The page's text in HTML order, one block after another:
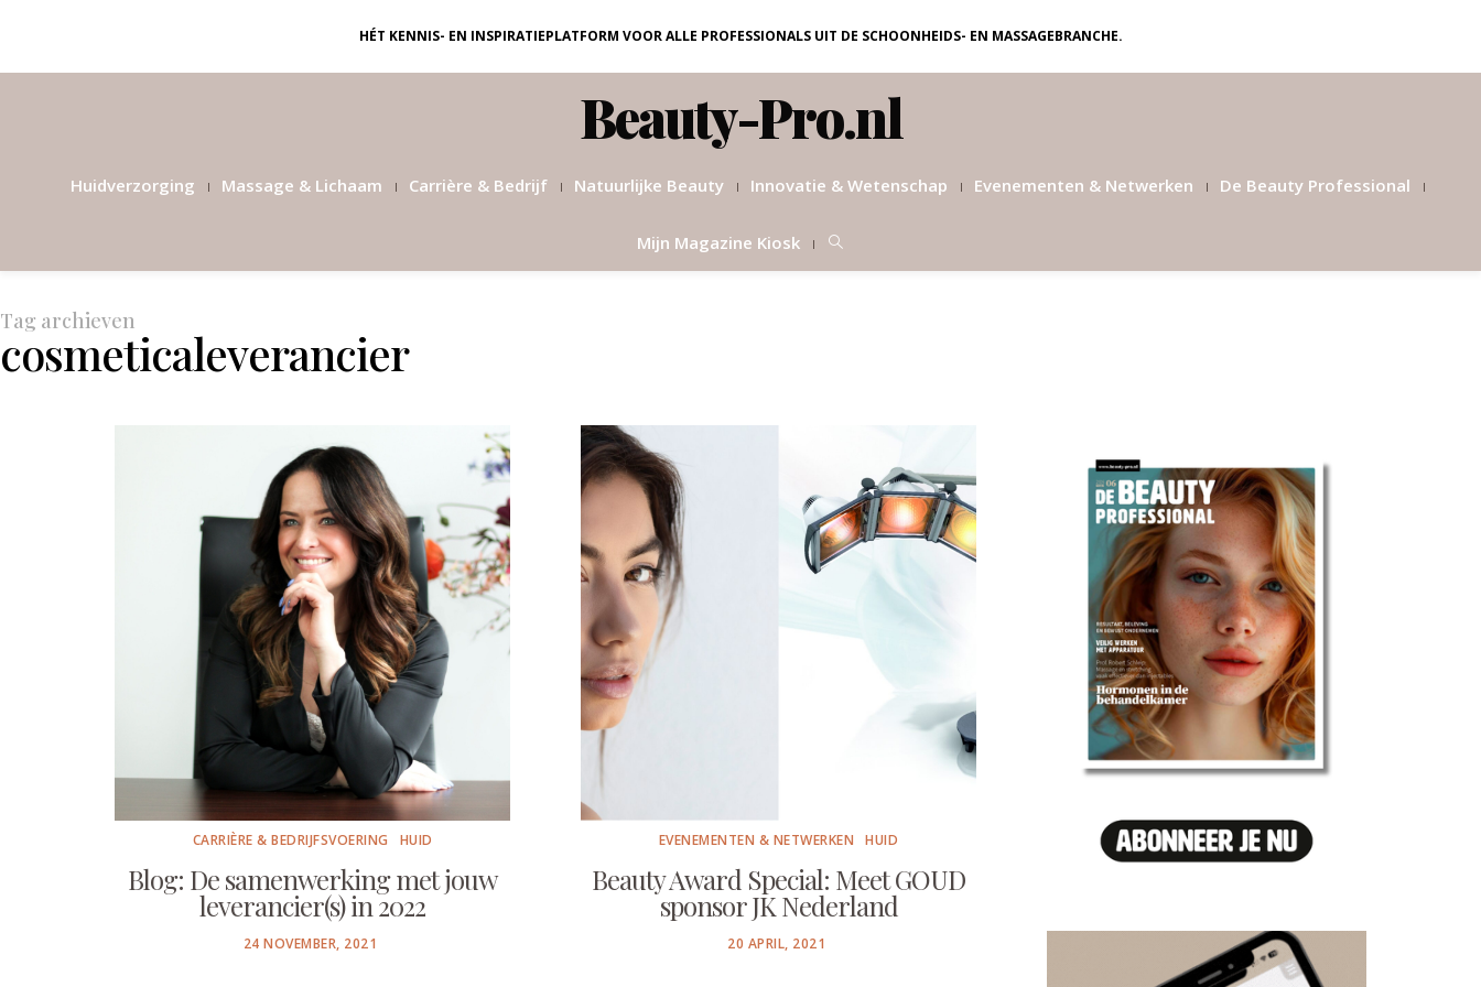
HÉT KENNIS- EN INSPIRATIEPLATFORM VOOR ALLE PROFESSIONALS UIT DE SCHOONHEIDS- EN MASSAGEBRANCHE.
Beauty-Pro.nl
Huidverzorging Massage & Lichaam Carrière & Bedrijf Natuurlijke Beauty Innovatie & Wetenschap Evenementen & Netwerken De Beauty Professional
Mijn Magazine Kiosk
Tag archieven
cosmeticaleverancier
CARRIÈRE & BEDRIJFSVOERING HUID
Blog: De samenwerking met jouw
leverancier(s) in 2022
POSTED
24 NOVEMBER, 2021
EVENEMENTEN & NETWERKEN HUID
Beauty Award Special: Meet GOUD
sponsor JK Nederland
POSTED
20 APRIL, 2021